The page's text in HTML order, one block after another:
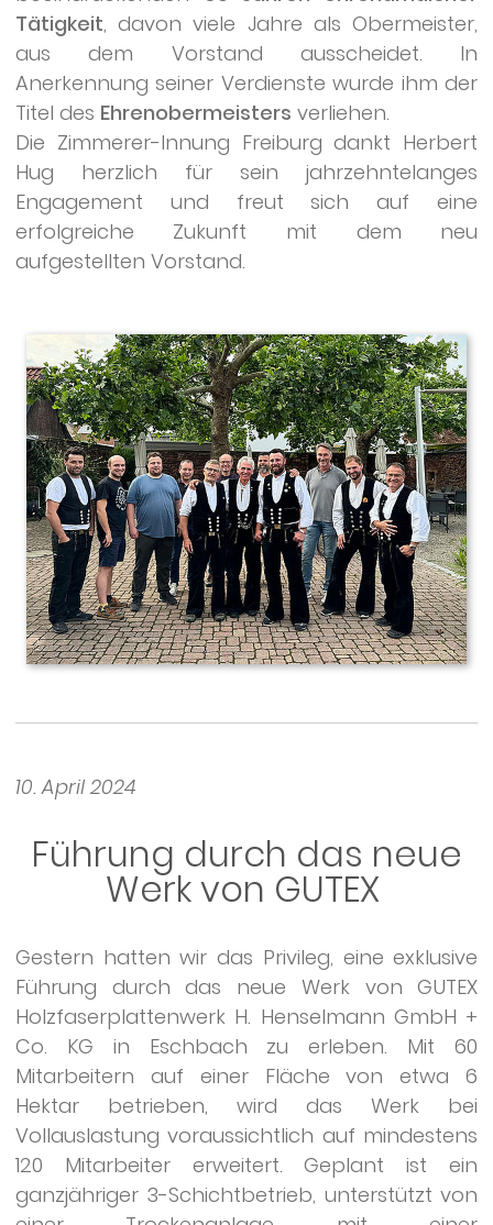
Tätigkeit, davon viele Jahre als Obermeister,
aus dem Vorstand ausscheidet. In
Anerkennung seiner Verdienste wurde ihm der
Titel des Ehrenobermeisters verliehen.
Die Zimmerer-Innung Freiburg dankt Herbert
Hug herzlich für sein jahrzehntelanges
Engagement und freut sich auf eine
erfolgreiche Zukunft mit dem neu
aufgestellten Vorstand.
10. April 2024
Führung durch das neue
Werk von GUTEX
Gestern hatten wir das Privileg, eine exklusive
Führung durch das neue Werk von GUTEX
Holzfaserplattenwerk H. Henselmann GmbH +
Co. KG in Eschbach zu erleben. Mit 60
Mitarbeitern auf einer Fläche von etwa 6
Hektar betrieben, wird das Werk bei
Vollauslastung voraussichtlich auf mindestens
120 Mitarbeiter erweitert. Geplant ist ein
ganzjähriger 3-Schichtbetrieb, unterstützt von